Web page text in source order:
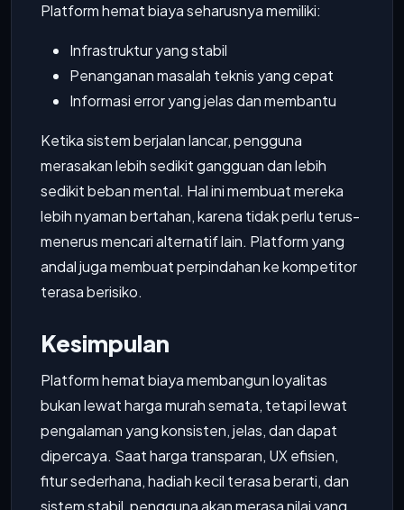
Platform hemat biaya seharusnya memiliki:
Infrastruktur yang stabil
Penanganan masalah teknis yang cepat
Informasi error yang jelas dan membantu
Ketika sistem berjalan lancar, pengguna
merasakan lebih sedikit gangguan dan lebih
sedikit beban mental. Hal ini membuat mereka
lebih nyaman bertahan, karena tidak perlu terus-
menerus mencari alternatif lain. Platform yang
andal juga membuat perpindahan ke kompetitor
terasa berisiko.
Kesimpulan
Platform hemat biaya membangun loyalitas
bukan lewat harga murah semata, tetapi lewat
pengalaman yang konsisten, jelas, dan dapat
dipercaya. Saat harga transparan, UX efisien,
fitur sederhana, hadiah kecil terasa berarti, dan
sistem stabil, pengguna akan merasa nilai yang